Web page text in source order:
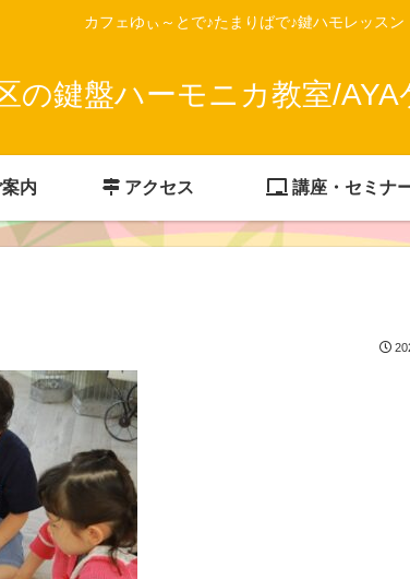
カフェゆぃ～とで♪たまりばで♪鍵ハモレッスン
の鍵盤ハーモニカ教室/
内 アクセス 講座・セミナ